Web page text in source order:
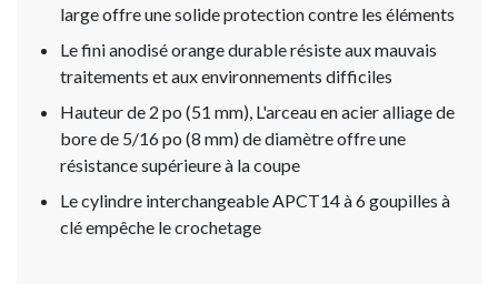
large offre une solide protection contre les éléments
Le fini anodisé orange durable résiste aux mauvais
traitements et aux environnements difficiles
Hauteur de 2 po (51 mm), L'arceau en acier alliage de
bore de 5/16 po (8 mm) de diamètre offre une
résistance supérieure à la coupe
Le cylindre interchangeable APCT14 à 6 goupilles à
clé empêche le crochetage